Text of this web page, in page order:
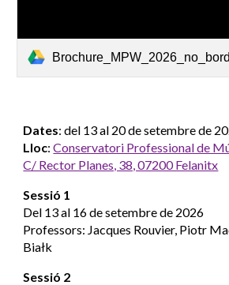
Dates: del 13 al 20 de setembre de
Lloc: Conservatori Professional de
C/ Rector Planes, 38, 07200 Felanitx
Sessió 1
Del 13 al 16 de setembre de 2026
Professors: Jacques Rouvier, Piotr
Białk
Sessió 2